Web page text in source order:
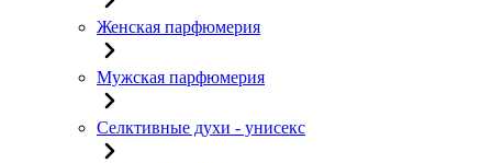
Женская парфюмерия
Мужская парфюмерия
Селктивные духи - унисекс